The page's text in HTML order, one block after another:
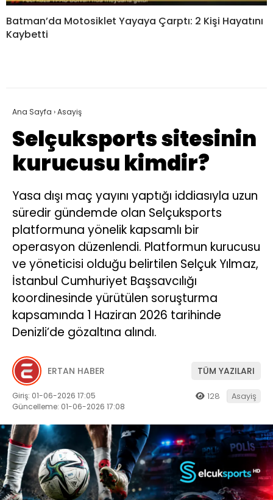
Batman’da Motosiklet Yayaya Çarptı: 2 Kişi Hayatını
Kaybetti
Ana Sayfa ›Asayiş
Selçuksports sitesinin
kurucusu kimdir?
Yasa dışı maç yayını yaptığı iddiasıyla uzun
süredir gündemde olan Selçuksports
platformuna yönelik kapsamlı bir
operasyon düzenlendi. Platformun kurucusu
ve yöneticisi olduğu belirtilen Selçuk Yılmaz,
İstanbul Cumhuriyet Başsavcılığı
koordinesinde yürütülen soruşturma
kapsamında 1 Haziran 2026 tarihinde
Denizli’de gözaltına alındı.
ERTAN HABER TÜM YAZILARI
Giriş: 01-06-2026 17:05
Güncelleme: 01-06-2026 17:08
128 Asayiş